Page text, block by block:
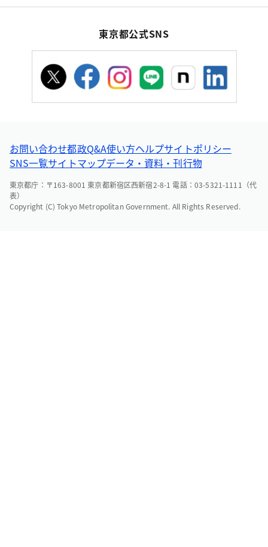
東京都公式SNS
お問い合わせ都政Q&A使い方ヘルプサイトポリシー
SNS一覧サイトマップデータ・資料・刊行物
東京都庁：〒163-8001 東京都新宿区西新宿2-8-1 電話：03-5321-1111（代
表）
Copyright (C) Tokyo Metropolitan Government. All Rights Reserved.